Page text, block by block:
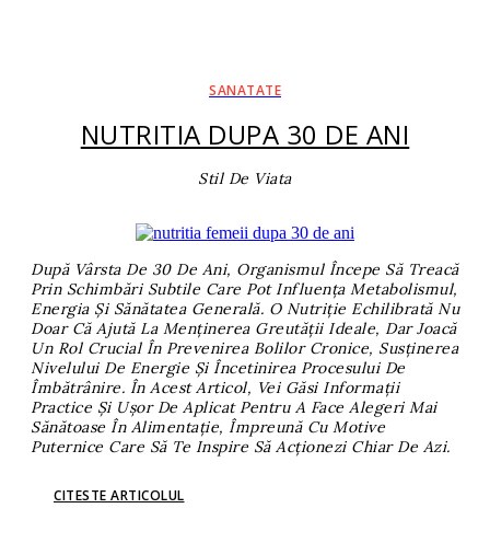
SANATATE
NUTRITIA DUPA 30 DE ANI
Stil De Viata
După Vârsta De 30 De Ani, Organismul Începe Să Treacă
Prin Schimbări Subtile Care Pot Influența Metabolismul,
Energia Și Sănătatea Generală. O Nutriție Echilibrată Nu
Doar Că Ajută La Menținerea Greutății Ideale, Dar Joacă
Un Rol Crucial În Prevenirea Bolilor Cronice, Susținerea
Nivelului De Energie Și Încetinirea Procesului De
Îmbătrânire. În Acest Articol, Vei Găsi Informații
Practice Și Ușor De Aplicat Pentru A Face Alegeri Mai
Sănătoase În Alimentație, Împreună Cu Motive
Puternice Care Să Te Inspire Să Acționezi Chiar De Azi.
CITESTE ARTICOLUL